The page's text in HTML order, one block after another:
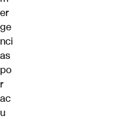
er
ge
nci
as
po
r
ac
u